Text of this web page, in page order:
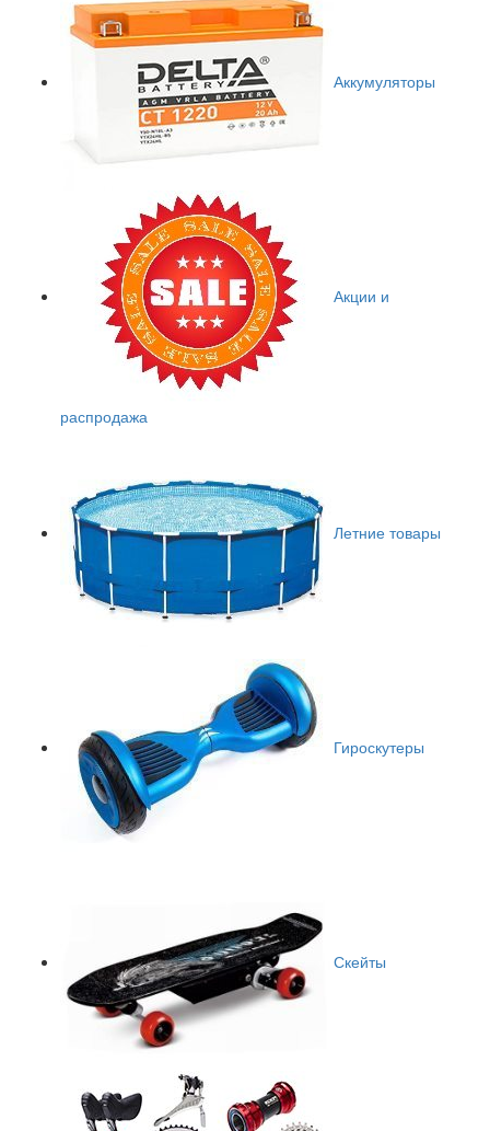
Аккумуляторы
Акции и
распродажа
Летние товары
Гироскутеры
Скейты